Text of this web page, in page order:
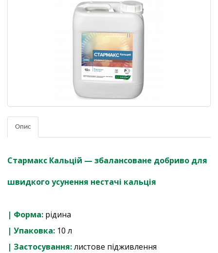
Опис
Стармакс Кальцій — збалансоване добриво для
швидкого усунення нестачі кальція
| Форма: рідина
| Упаковка: 10 л
| Застосування:листове підживлення